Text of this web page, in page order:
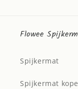
Flowee
Spijkermat
Spijkermat